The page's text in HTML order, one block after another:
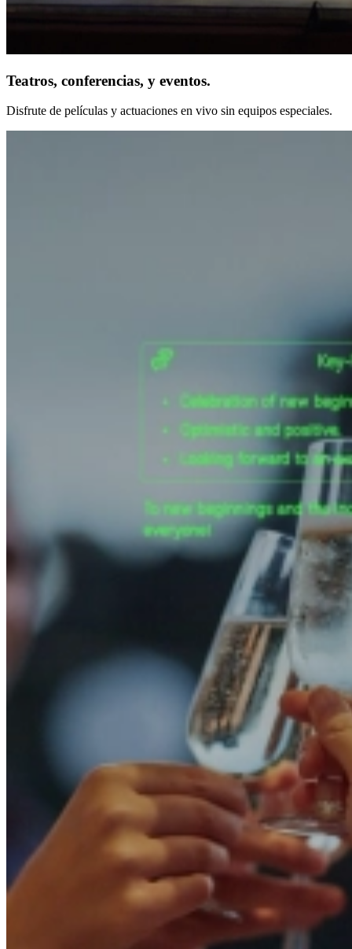
Teatros, conferencias, y eventos.
Disfrute de películas y actuaciones en vivo sin equipos especiales.